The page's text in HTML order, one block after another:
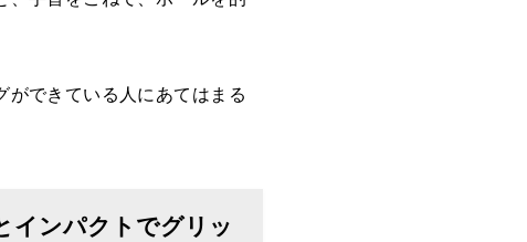
できている人にあてはまる
インパクトでグリッ